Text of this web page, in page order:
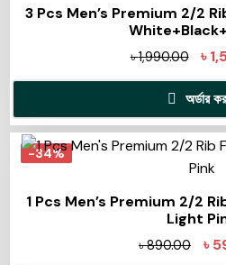
3 Pcs Men’s Premium 2/2
৳1,990.00 ৳
অর্ডার
-34%
1 Pcs Men’s Premium 2/2
Light
৳890.00 ৳